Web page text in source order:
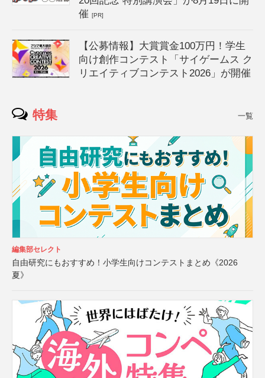
催[PR]
【公募情報】大賞賞金100万円！学生
向け創作コンテスト「サイゲームス ク
リエイティブコンテスト2026」が開催
特集 一覧
編集部セレクト
自由研究にもおすすめ！小学生向けコンテストまとめ《2026
夏》